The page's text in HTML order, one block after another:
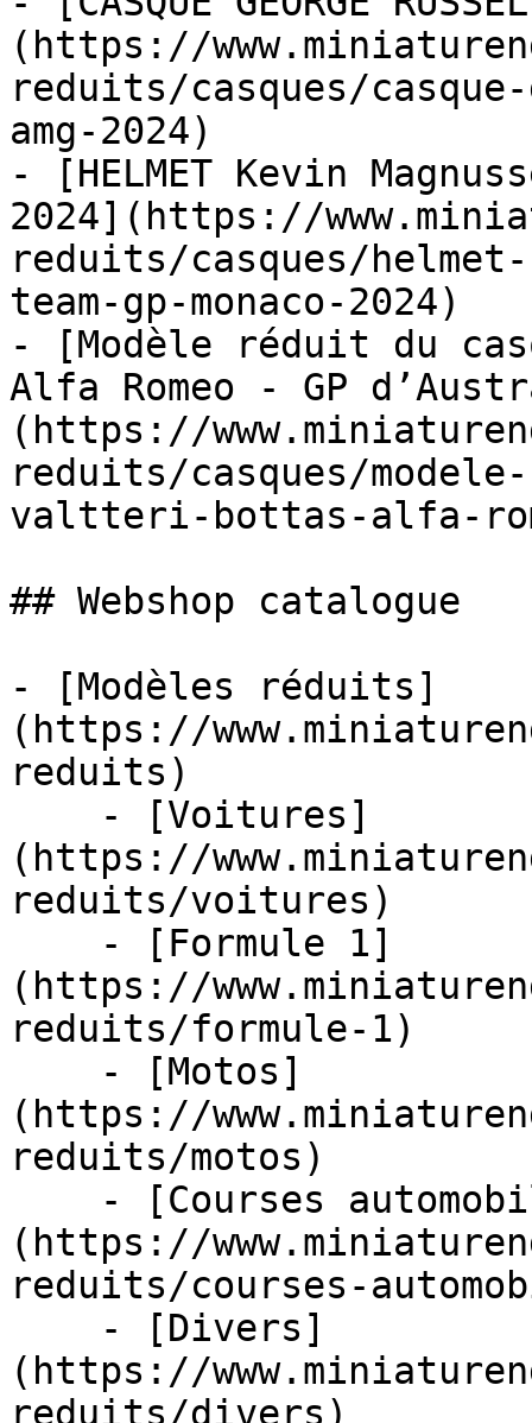
(https://
reduits/casques/
amg-2024)
- [HELMET Kevin
2024](https://
reduits/casques/
team-gp-monaco-2024)
- [Modèle réduit du
Alfa Romeo - GP
(https://
reduits/casques/
valtteri-bottas-alfa-
## Webshop catalogue
- [Modèles réduits]
(https://
reduits)
(https://
reduits/voitures)
(https://
reduits/formule-1)
(https://
reduits/motos)
(https://
reduits/courses-
(https://
reduits/divers)